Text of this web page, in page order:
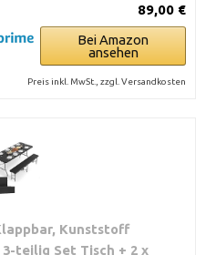
89,00 €
Bei Amazon
ansehen
Preis inkl. MwSt., zzgl. Versandkosten
Kunststoff
teilig Set Tisch + 2 x